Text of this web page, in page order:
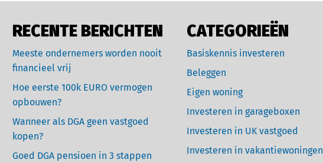
RECENTE BERICHTEN
Meeste ondernemers worden nooit
financieel vrij
Hoe eerste 100k EURO vermogen
opbouwen?
Wanneer als DGA geen vastgoed
kopen?
Goed DGA pensioen in 3 stappen
CATEGORIEËN
Basiskennis investeren
Beleggen
Eigen woning
Investeren in garageboxen
Investeren in UK vastgoed
Investeren in vakantiewoningen